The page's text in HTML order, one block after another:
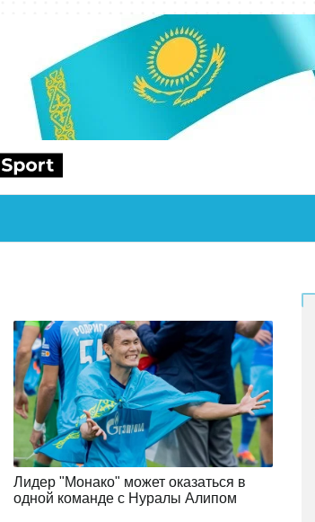
Лидер "Монако" может оказаться в
одной команде с Нуралы Алипом